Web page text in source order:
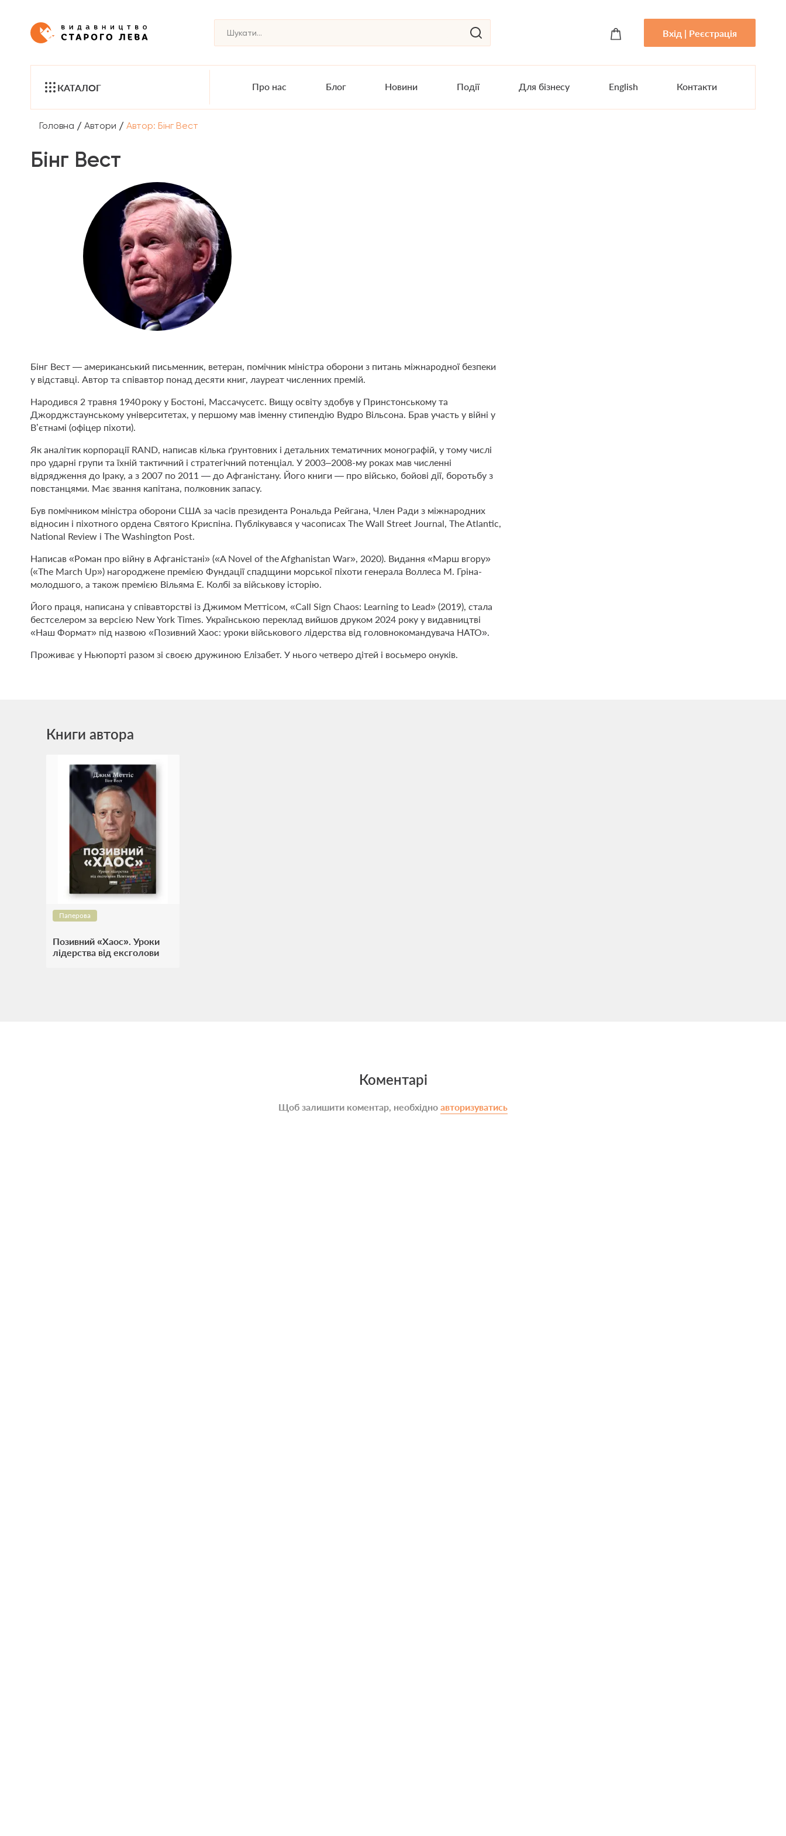
Вхід | Реєстрація
КАТАЛОГ Про нас Блог Новини Події Для бізнесу English Контакти
Головна / Автори / Автор: Бінг Вест
Бінг Вест
Бінг Вест — американський письменник, ветеран, помічник міністра оборони з питань міжнародної безпеки
у відставці. Автор та співавтор понад десяти книг, лауреат численних премій.
Народився 2 травня 1940 року у Бостоні, Массачусетс. Вищу освіту здобув у Принстонському та
Джорджстаунському університетах, у першому мав іменну стипендію Вудро Вільсона. Брав участь у війні у
В’єтнамі (офіцер піхоти).
Як аналітик корпорації RAND, написав кілька ґрунтовних і детальних тематичних монографій, у тому числі
про ударні групи та їхній тактичний і стратегічний потенціал. У 2003–2008-му роках мав численні
відрядження до Іраку, а з 2007 по 2011 — до Афганістану. Його книги — про військо, бойові дії, боротьбу з
повстанцями. Має звання капітана, полковник запасу.
Був помічником міністра оборони США за часів президента Рональда Рейгана, Член Ради з міжнародних
відносин і піхотного ордена Святого Криспіна. Публікувався у часописах The Wall Street Journal, The Atlantic,
National Review і The Washington Post.
Написав «Роман про війну в Афганістані» («A Novel of the Afghanistan War», 2020). Видання «Марш вгору»
(«The March Up») нагороджене премією Фундації спадщини морської піхоти генерала Воллеса М. Гріна-
молодшого, а також премією Вільяма Е. Колбі за військову історію.
Його праця, написана у співавторстві із Джимом Меттісом, «Call Sign Chaos: Learning to Lead» (2019), стала
бестселером за версією New York Times. Українською переклад вийшов друком 2024 року у видавництві
«Наш Формат» під назвою «Позивний Хаос: уроки військового лідерства від головнокомандувача НАТО».
Проживає у Ньюпорті разом зі своєю дружиною Елізабет. У нього четверо дітей і восьмеро онуків.
Книги автора
Паперова
Позивний «Хаос». Уроки
лідерства від ексголови
Коментарі
Щоб залишити коментар, необхідно авторизуватись